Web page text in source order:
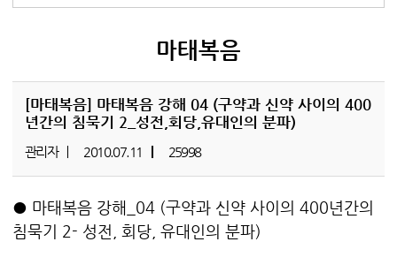
마태복음
[마태복음]
마태복음 강해 04 (구약과 신약 사이의 400
년간의 침묵기 2_성전,회당,유대인의 분파)
관리자 2010.07.11 25998
● 마태복음 강해_04 (구약과 신약 사이의 400년간의
침묵기 2- 성전, 회당, 유대인의 분파)